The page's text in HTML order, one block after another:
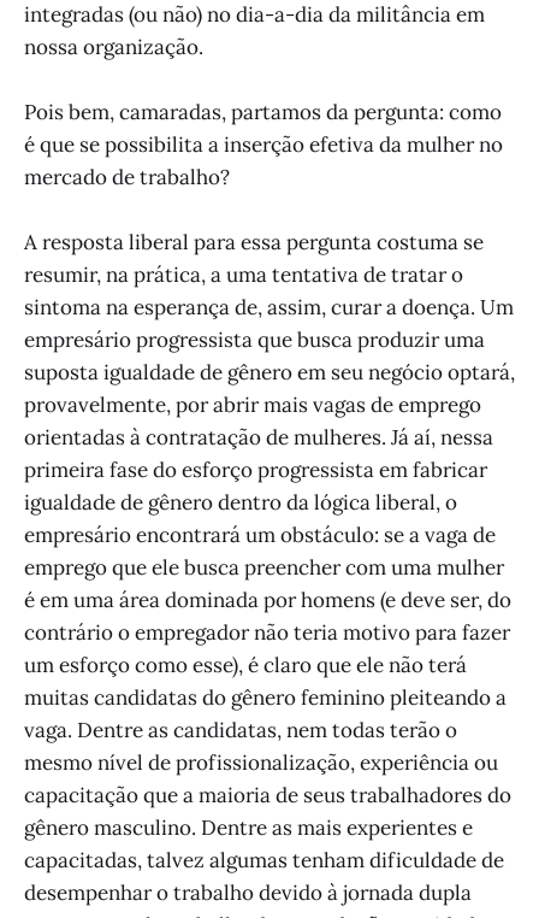
integradas (ou não) no dia-a-dia da militância em
nossa organização.
Pois bem, camaradas, partamos da pergunta: como
é que se possibilita a inserção efetiva da mulher no
mercado de trabalho?
A resposta liberal para essa pergunta costuma se
resumir, na prática, a uma tentativa de tratar o
sintoma na esperança de, assim, curar a doença. Um
empresário progressista que busca produzir uma
suposta igualdade de gênero em seu negócio optará,
provavelmente, por abrir mais vagas de emprego
orientadas à contratação de mulheres. Já aí, nessa
primeira fase do esforço progressista em fabricar
igualdade de gênero dentro da lógica liberal, o
empresário encontrará um obstáculo: se a vaga de
emprego que ele busca preencher com uma mulher
é em uma área dominada por homens (e deve ser, do
contrário o empregador não teria motivo para fazer
um esforço como esse), é claro que ele não terá
muitas candidatas do gênero feminino pleiteando a
vaga. Dentre as candidatas, nem todas terão o
mesmo nível de profissionalização, experiência ou
capacitação que a maioria de seus trabalhadores do
gênero masculino. Dentre as mais experientes e
capacitadas, talvez algumas tenham dificuldade de
desempenhar o trabalho devido à jornada dupla